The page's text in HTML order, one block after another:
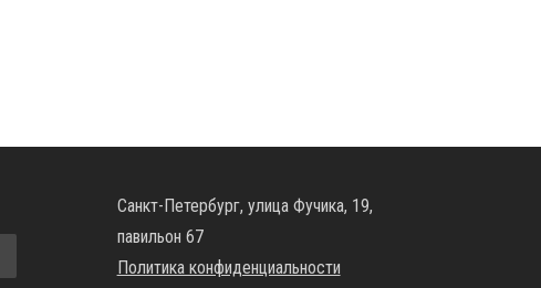
Санкт-Петербург, улица Фучика, 19,
павильон 67
Политика конфиденциальности